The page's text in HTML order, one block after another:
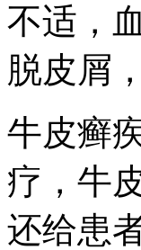
不适，
脱皮屑
牛皮癣
疗，牛
还给患